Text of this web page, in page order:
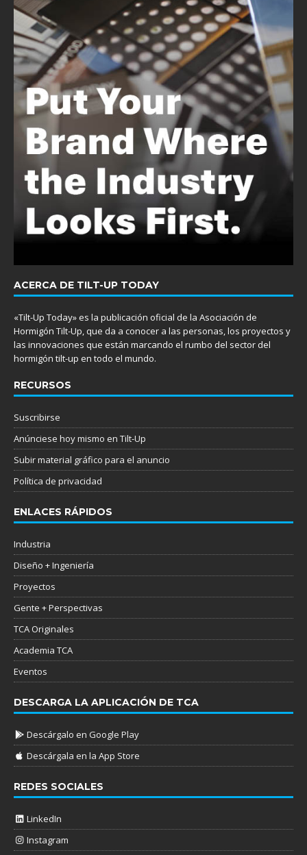
ACERCA DE TILT-UP TODAY
«Tilt-Up Today» es la publicación oficial de la Asociación de
Hormigón Tilt-Up, que da a conocer a las personas, los proyectos y
las innovaciones que están marcando el rumbo del sector del
hormigón tilt-up en todo el mundo.
RECURSOS
Suscribirse
Anúnciese hoy mismo en Tilt-Up
Subir material gráfico para el anuncio
Política de privacidad
ENLACES RÁPIDOS
Industria
Diseño + Ingeniería
Proyectos
Gente + Perspectivas
TCA Originales
Academia TCA
Eventos
DESCARGA LA APLICACIÓN DE TCA
Descárgalo en Google Play
Descárgala en la App Store
REDES SOCIALES
LinkedIn
Instagram